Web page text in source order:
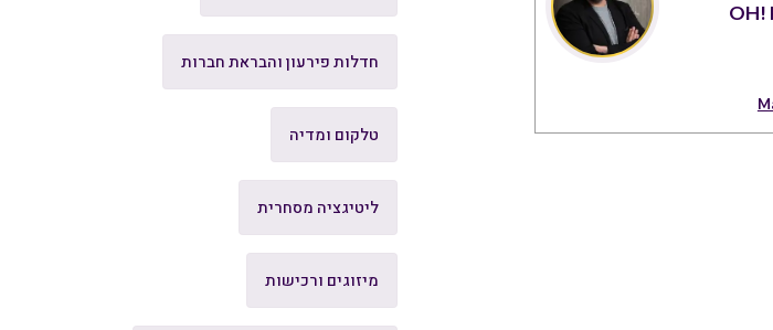
חדלות פירעון והבראת חברות
טלקום ומדיה
ליטיגציה מסחרית
מיזוגים ורכישות